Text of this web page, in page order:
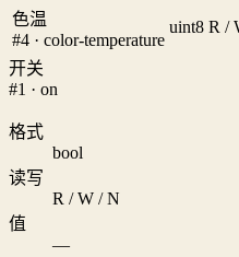
色温
#4 · color-temperature
uint8 R /
开关
#1 · on
格式
bool
读写
R / W / N
值
—